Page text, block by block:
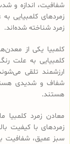
شفافیت، اندازه و
زمردهای کلمبیایی
زمرد شناخته شده‌اند.
کلمبیا یکی از
کلمبیایی به علت
ارزشمند تلقی
شفاف و شدیدی
هستند.
زمردهای با کیفیت
سبز عمیق، شفافیت